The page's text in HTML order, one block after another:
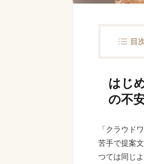
目
はじ
の不
「クラウド
苦手で提案
つては同じ